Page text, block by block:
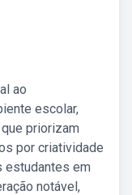
ao
escolar,
priorizam
por criatividade
estudantes em
notável,